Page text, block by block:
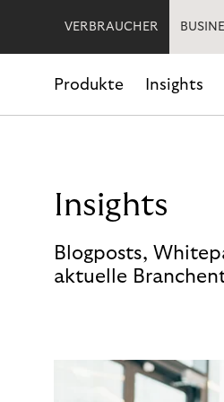
VERBRAUCHER
Produkte Insights
Insights
Blogposts,
aktuelle